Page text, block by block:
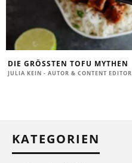
DIE GRÖSSTEN TOFU MYTHEN
JULIA KEIN - AUTOR & CONTENT EDITOR
KATEGORIEN